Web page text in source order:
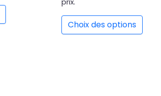
Choix des options
Ce